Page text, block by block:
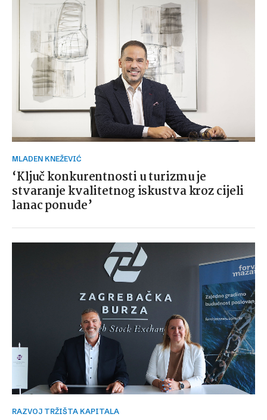
MLADEN KNEŽEVIĆ
‘Ključ konkurentnosti u turizmu je
stvaranje kvalitetnog iskustva kroz cijeli
lanac ponude’
RAZVOJ TRŽIŠTA KAPITALA